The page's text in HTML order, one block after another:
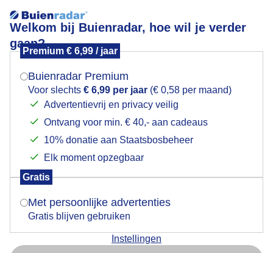
Welkom bij Buienradar, hoe wil je verder
gaan?
Premium € 6,99 / jaar
Buienradar Premium
Voor slechts € 6,99 per jaar (€ 0,58 per maand)
Advertentievrij en privacy veilig
Ontvang voor min. € 40,- aan cadeaus
10% donatie aan Staatsbosbeheer
Elk moment opzegbaar
Gratis
Met persoonlijke advertenties
Gratis blijven gebruiken
Instellingen
snelopkomendemist
Een moment geduld aub...
Populaire categorieën
Lente
Zomer
Mogen we je locatie gebruiken voor het
Indien je hier nog geen akkoord op hebt gegeven,
verschijnt er zo een pop-up uit je browser waarin
Is goed, toon de popup
Nu niet, misschien later